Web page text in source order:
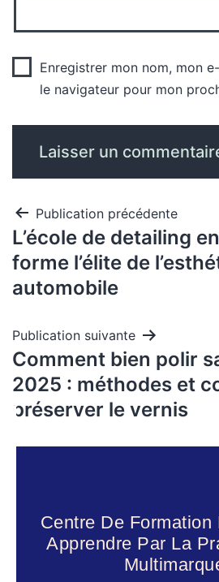
Enregistrer mon nom, mon
le navigateur pour mon
Publication précédente
L’école de detailing
forme l’élite de
automobile
Publication suivante
Comment bien polir
2025 : méthodes et
préserver le vernis
Centre De Formation
Apprendre Par La